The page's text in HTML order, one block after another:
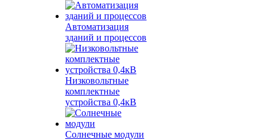
Автоматизация
зданий и процессов
Низковольтные
комплектные
устройства 0,4кВ
Солнечные модули